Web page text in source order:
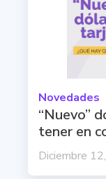
Novedades
“Nuevo”
tener en
Diciembre